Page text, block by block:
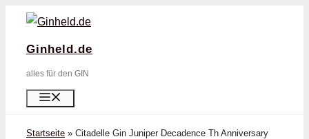
Zum
springen
Ginheld.de
alles für den GIN
Startseite » Citadelle Gin Juniper Decadence Th Anniversary